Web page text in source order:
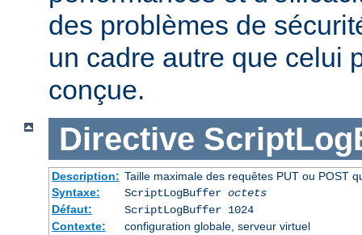
des problèmes de
un cadre autre que celui
conçue.
Directive
Description: Taille maximale des requêtes PUT ou POST
Syntaxe:
ScriptLogBuffer octets
Défaut:
ScriptLogBuffer 1024
Contexte:
configuration globale, serveur virtuel